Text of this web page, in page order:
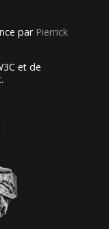
par Pierrick
et de